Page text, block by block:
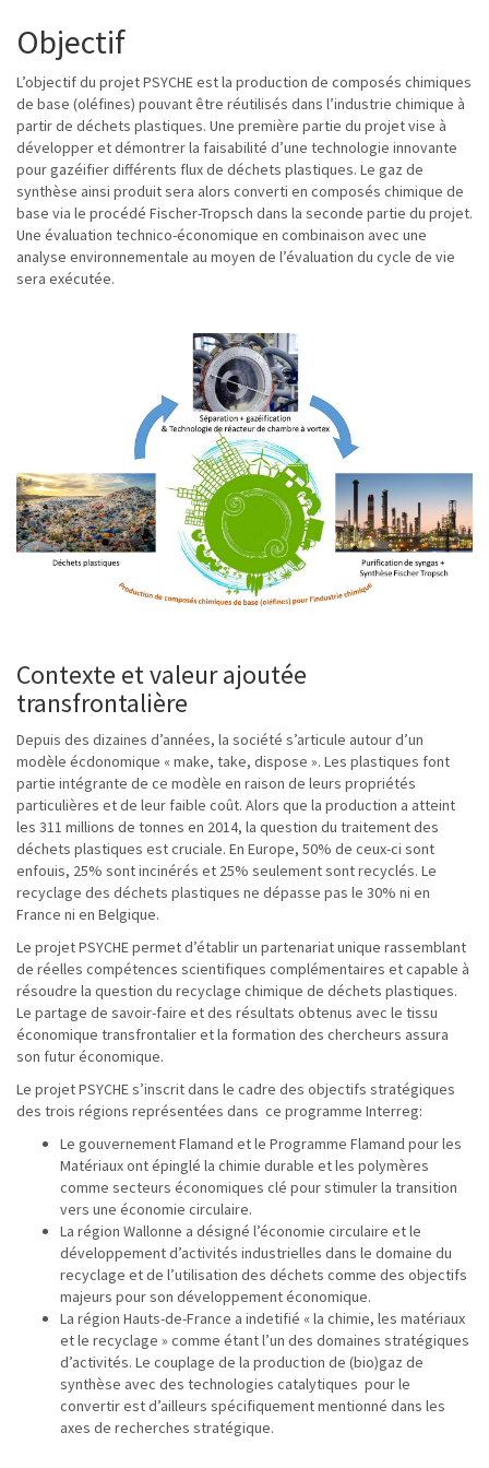
Objectif
L’objectif du projet PSYCHE est la production de composés chimiques
de base (oléfines) pouvant être réutilisés dans l’industrie chimique à
partir de déchets plastiques. Une première partie du projet vise à
développer et démontrer la faisabilité d’une technologie innovante
pour gazéifier différents flux de déchets plastiques. Le gaz de
synthèse ainsi produit sera alors converti en composés chimique de
base via le procédé Fischer-Tropsch dans la seconde partie du projet.
Une évaluation technico-économique en combinaison avec une
analyse environnementale au moyen de l’évaluation du cycle de vie
sera exécutée.
Contexte et valeur ajoutée
transfrontalière
Depuis des dizaines d’années, la société s’articule autour d’un
modèle écdonomique « make, take, dispose ». Les plastiques font
partie intégrante de ce modèle en raison de leurs propriétés
particulières et de leur faible coût. Alors que la production a atteint
les 311 millions de tonnes en 2014, la question du traitement des
déchets plastiques est cruciale. En Europe, 50% de ceux-ci sont
enfouis, 25% sont incinérés et 25% seulement sont recyclés. Le
recyclage des déchets plastiques ne dépasse pas le 30% ni en
France ni en Belgique.
Le projet PSYCHE permet d’établir un partenariat unique rassemblant
de réelles compétences scientifiques complémentaires et capable à
résoudre la question du recyclage chimique de déchets plastiques.
Le partage de savoir-faire et des résultats obtenus avec le tissu
économique transfrontalier et la formation des chercheurs assura
son futur économique.
Le projet PSYCHE s’inscrit dans le cadre des objectifs stratégiques
des trois régions représentées dans ce programme Interreg:
Le gouvernement Flamand et le Programme Flamand pour les
Matériaux ont épinglé la chimie durable et les polymères
comme secteurs économiques clé pour stimuler la transition
vers une économie circulaire.
La région Wallonne a désigné l’économie circulaire et le
développement d’activités industrielles dans le domaine du
recyclage et de l’utilisation des déchets comme des objectifs
majeurs pour son développement économique.
La région Hauts-de-France a indetifié « la chimie, les matériaux
et le recyclage » comme étant l’un des domaines stratégiques
d’activités. Le couplage de la production de (bio)gaz de
synthèse avec des technologies catalytiques pour le
convertir est d’ailleurs spécifiquement mentionné dans les
axes de recherches stratégique.